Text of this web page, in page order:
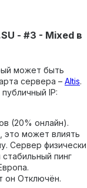
- #3 - Mixed в
может быть
сервера – Altis.
IP:
(20% онлайн).
это может влиять
Сервер физически
пинг
он Отключён.